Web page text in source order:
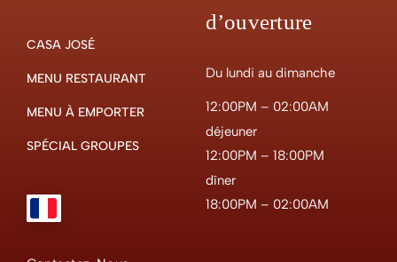
CASA JOSÉ
MENU RESTAURANT
MENU À EMPORTER
SPÉCIAL GROUPES
d’ouverture
Du lundi au dimanche
12:00PM – 02:00AM
déjeuner
12:00PM – 18:00PM
dîner
18:00PM – 02:00AM